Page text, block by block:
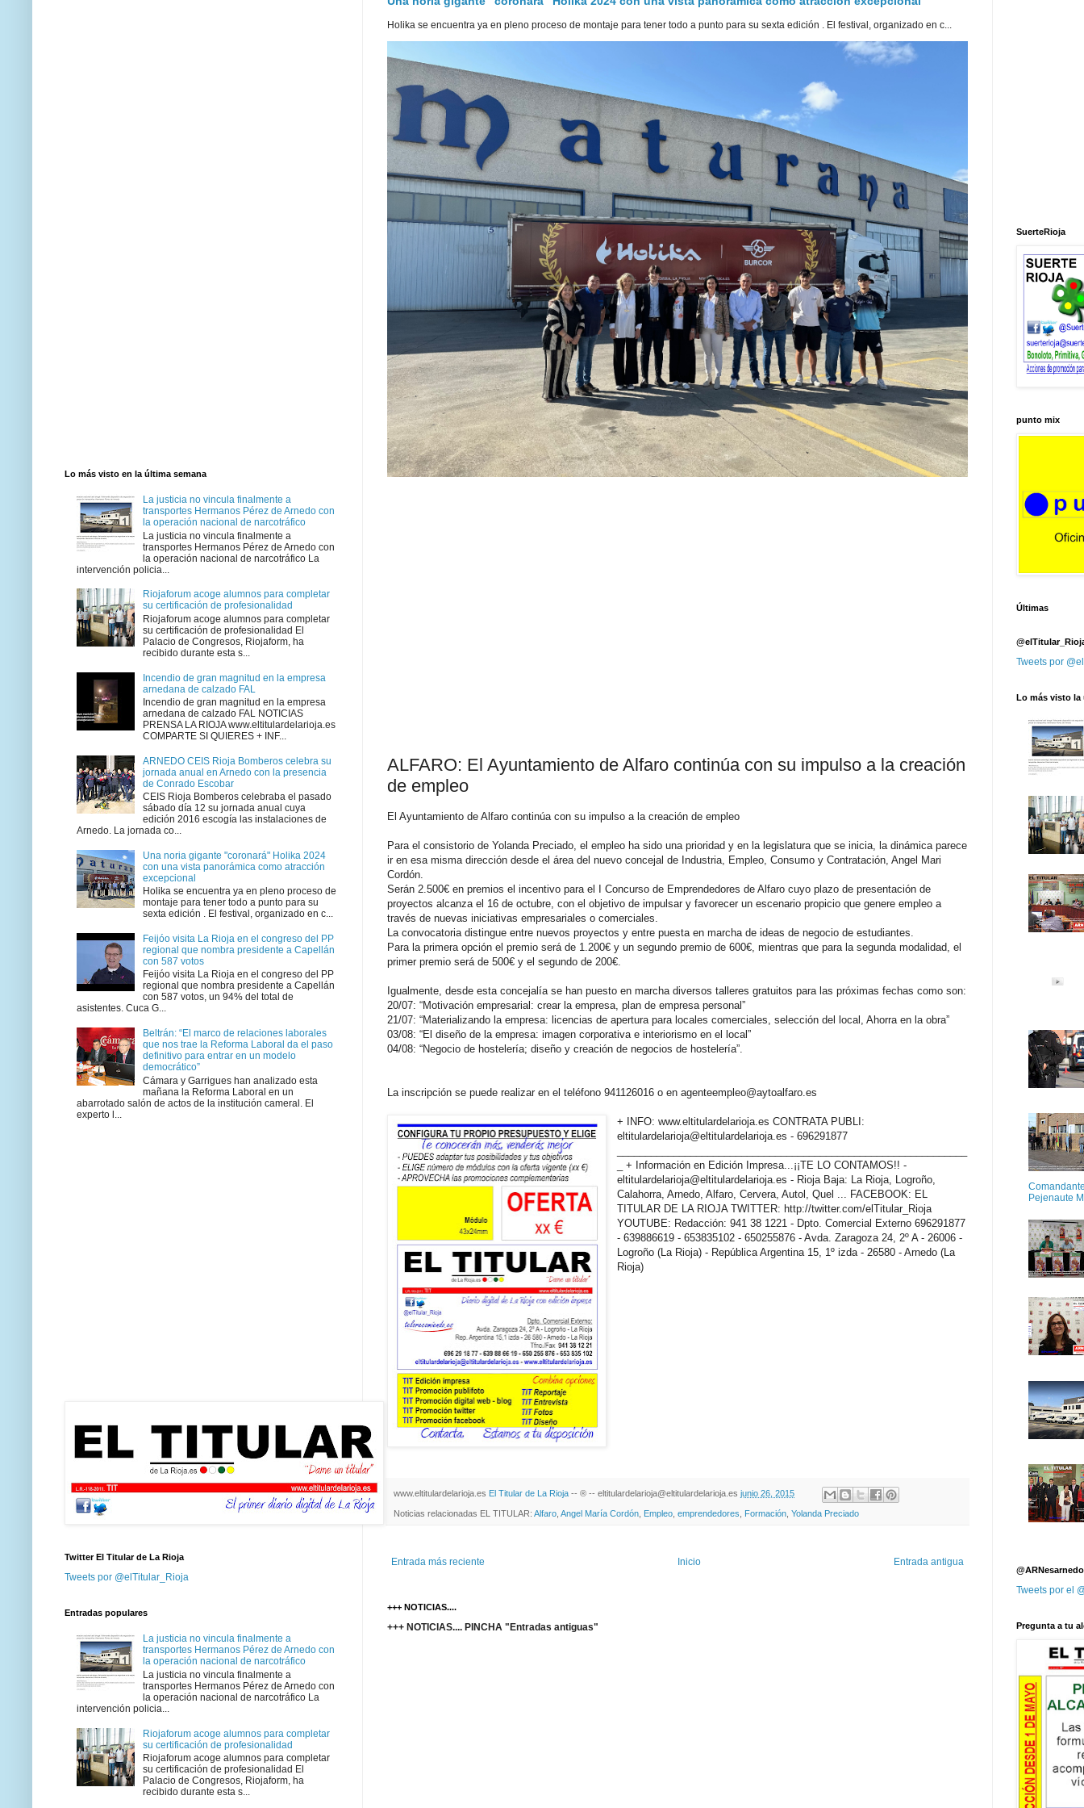
Holika se encuentra ya en pleno proceso de montaje para tener todo a punto para su sexta edición . El festival, organizado en c...
ALFARO: El Ayuntamiento de Alfaro continúa con su impulso a la creación
de empleo
El Ayuntamiento de Alfaro continúa con su impulso a la creación de empleo
Para el consistorio de Yolanda Preciado, el empleo ha sido una prioridad y en la legislatura que se inicia, la dinámica parece
ir en esa misma dirección desde el área del nuevo concejal de Industria, Empleo, Consumo y Contratación, Angel Mari
Cordón.
Serán 2.500€ en premios el incentivo para el I Concurso de Emprendedores de Alfaro cuyo plazo de presentación de
proyectos alcanza el 16 de octubre, con el objetivo de impulsar y favorecer un escenario propicio que genere empleo a
través de nuevas iniciativas empresariales o comerciales.
La convocatoria distingue entre nuevos proyectos y entre puesta en marcha de ideas de negocio de estudiantes.
Para la primera opción el premio será de 1.200€ y un segundo premio de 600€, mientras que para la segunda modalidad, el
primer premio será de 500€ y el segundo de 200€.
Igualmente, desde esta concejalía se han puesto en marcha diversos talleres gratuitos para las próximas fechas como son:
20/07: “Motivación empresarial: crear la empresa, plan de empresa personal”
21/07: “Materializando la empresa: licencias de apertura para locales comerciales, selección del local, Ahorra en la obra”
03/08: “El diseño de la empresa: imagen corporativa e interiorismo en el local”
04/08: “Negocio de hostelería; diseño y creación de negocios de hostelería”.
La inscripción se puede realizar en el teléfono 941126016 o en agenteempleo@aytoalfaro.es
+ INFO: www.eltitulardelarioja.es CONTRATA PUBLI:
eltitulardelarioja@eltitulardelarioja.es - 696291877
_ + Información en Edición Impresa...¡¡TE LO CONTAMOS!! -
eltitulardelarioja@eltitulardelarioja.es - Rioja Baja: La Rioja, Logroño,
Calahorra, Arnedo, Alfaro, Cervera, Autol, Quel ... FACEBOOK: EL
TITULAR DE LA RIOJA TWITTER: http://twitter.com/elTitular_Rioja
YOUTUBE: Redacción: 941 38 1221 - Dpto. Comercial Externo 696291877
- 639886619 - 653835102 - 650255876 - Avda. Zaragoza 24, 2º A - 26006 -
Logroño (La Rioja) - República Argentina 15, 1º izda - 26580 - Arnedo (La
Rioja)
www.eltitulardelarioja.es El Titular de La Rioja -- ® -- eltitulardelarioja@eltitulardelarioja.es junio 26, 2015
Noticias relacionadas EL TITULAR: Alfaro Angel María Cordón Empleo emprendedores Formación Yolanda Preciado
Entrada más reciente Entrada antigua
Inicio
+++ NOTICIAS....
+++ NOTICIAS.... PINCHA "Entradas antiguas"
Lo más visto en la última semana
La justicia no vincula finalmente a
transportes Hermanos Pérez de Arnedo con
la operación nacional de narcotráfico
La justicia no vincula finalmente a
transportes Hermanos Pérez de Arnedo con
la operación nacional de narcotráfico La
intervención policia...
Riojaforum acoge alumnos para completar
su certificación de profesionalidad
Riojaforum acoge alumnos para completar
su certificación de profesionalidad El
Palacio de Congresos, Riojaform, ha
recibido durante esta s...
Incendio de gran magnitud en la empresa
arnedana de calzado FAL
Incendio de gran magnitud en la empresa
arnedana de calzado FAL NOTICIAS
PRENSA LA RIOJA www.eltitulardelarioja.es
COMPARTE SI QUIERES + INF...
ARNEDO CEIS Rioja Bomberos celebra su
jornada anual en Arnedo con la presencia
de Conrado Escobar
CEIS Rioja Bomberos celebraba el pasado
sábado día 12 su jornada anual cuya
edición 2016 escogía las instalaciones de
Arnedo. La jornada co...
Una noria gigante "coronará" Holika 2024
con una vista panorámica como atracción
excepcional
Holika se encuentra ya en pleno proceso de
montaje para tener todo a punto para su
sexta edición . El festival, organizado en c...
Feijóo visita La Rioja en el congreso del PP
regional que nombra presidente a Capellán
con 587 votos
Feijóo visita La Rioja en el congreso del PP
regional que nombra presidente a Capellán
con 587 votos, un 94% del total de
asistentes. Cuca G...
Beltrán: “El marco de relaciones laborales
que nos trae la Reforma Laboral da el paso
definitivo para entrar en un modelo
democrático”
Cámara y Garrigues han analizado esta
mañana la Reforma Laboral en un
abarrotado salón de actos de la institución cameral. El
experto l...
Twitter El Titular de La Rioja
Tweets por @elTitular_Rioja
Entradas populares
La justicia no vincula finalmente a
transportes Hermanos Pérez de Arnedo con
la operación nacional de narcotráfico
La justicia no vincula finalmente a
transportes Hermanos Pérez de Arnedo con
la operación nacional de narcotráfico La
intervención policia...
Riojaforum acoge alumnos para completar
su certificación de profesionalidad
Riojaforum acoge alumnos para completar
su certificación de profesionalidad El
Palacio de Congresos, Riojaform, ha
recibido durante esta s...
SuerteRioja
punto mix
Últimas
Tweets por
Lo más visto la
Pejenaute
@ARNesarnedo
Tweets por el
Pregunta a tu